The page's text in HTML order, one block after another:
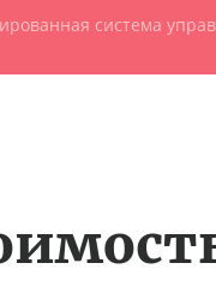
система